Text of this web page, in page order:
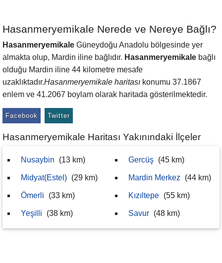
Hasanmeryemikale Nerede ve Nereye Bağlı?
Hasanmeryemikale Güneydoğu Anadolu bölgesinde yer
almakta olup, Mardin iline bağlıdır. Hasanmeryemikale bağlı
olduğu Mardin iline 44 kilometre mesafe
uzaklıktadır.Hasanmeryemikale haritası konumu 37.1867
enlem ve 41.2067 boylam olarak haritada gösterilmektedir.
Facebook Twitter
Hasanmeryemikale Haritası Yakınındaki İlçeler
Nusaybin (13 km)
Midyat(Estel) (29 km)
Ömerli (33 km)
Yeşilli (38 km)
Gercüş (45 km)
Mardin Merkez (44 km)
Kızıltepe (55 km)
Savur (48 km)